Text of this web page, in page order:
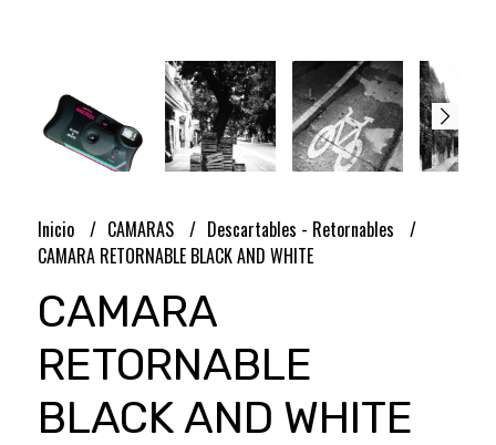
Inicio CAMARAS
Descartables - Retornables
CAMARA RETORNABLE BLACK AND WHITE
CAMARA
RETORNABLE
BLACK AND WHITE